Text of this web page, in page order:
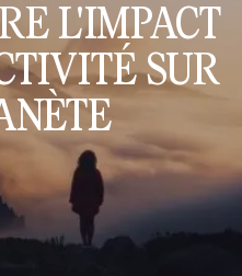
L'IMPACT
SUR